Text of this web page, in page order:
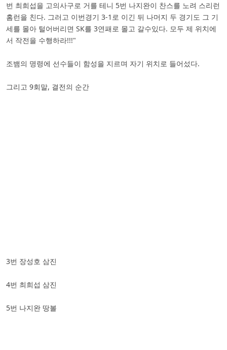
번 최희섭을 고의사구로 거를 테니 5번 나지완이 찬스를 노려 스리런
홈런을 친다. 그러고 이번경기 3-1로 이긴 뒤 나머지 두 경기도 그 기
세를 몰아 털어버리면 SK를 3연패로 몰고 갈수있다. 모두 제 위치에
서 작전을 수행하라!!!"
조뱀의 명령에 선수들이 함성을 지르며 자기 위치로 들어섰다.
그리고 9회말, 결전의 순간
3번 장성호 삼진
4번 최희섭 삼진
5번 나지완 땅볼